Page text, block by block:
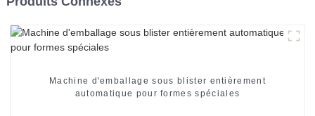
Machine d'emballage sous blister entièrement
automatique pour formes spéciales